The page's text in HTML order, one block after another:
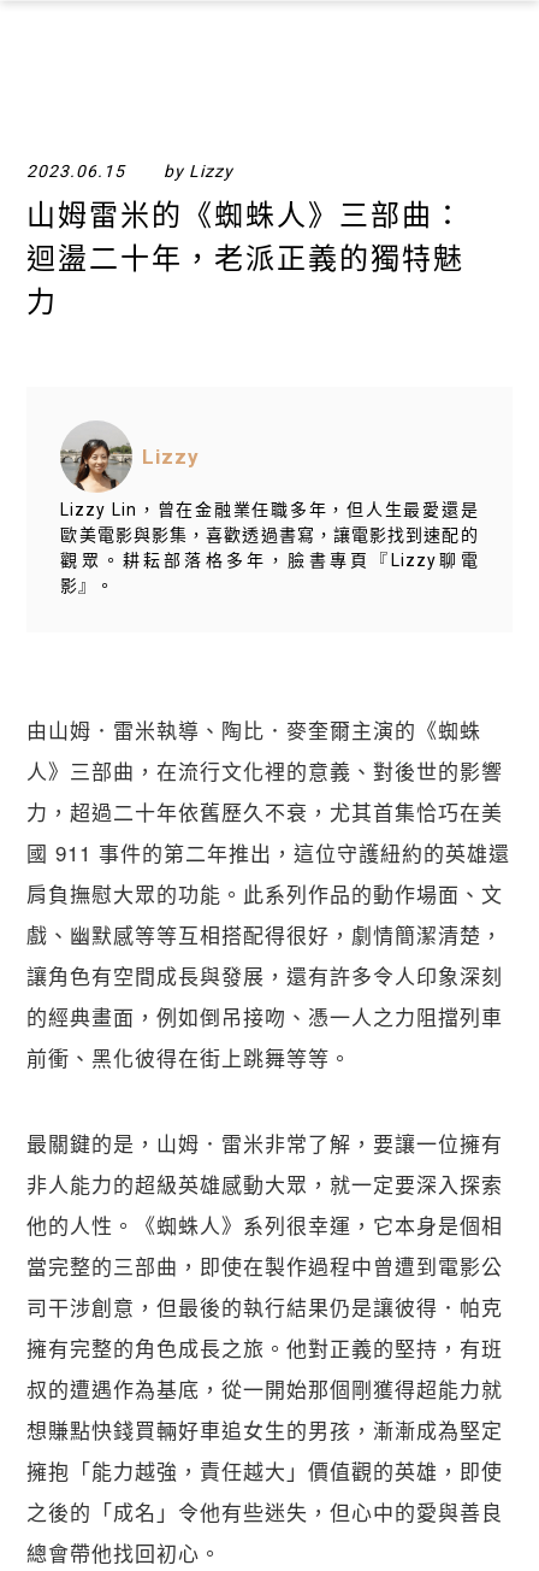
2023.06.15 by Lizzy
山姆雷米的《蜘蛛人》三部曲：
迴盪二十年，老派正義的獨特魅
力
Lizzy
Lizzy Lin，曾在金融業任職多年，但人生最愛還是
歐美電影與影集，喜歡透過書寫，讓電影找到速配的
觀眾。耕耘部落格多年，臉書專頁『Lizzy聊電
影』。
由山姆．雷米執導、陶比．麥奎爾主演的《蜘蛛
人》三部曲，在流行文化裡的意義、對後世的影響
力，超過二十年依舊歷久不衰，尤其首集恰巧在美
國 911 事件的第二年推出，這位守護紐約的英雄還
肩負撫慰大眾的功能。此系列作品的動作場面、文
戲、幽默感等等互相搭配得很好，劇情簡潔清楚，
讓角色有空間成長與發展，還有許多令人印象深刻
的經典畫面，例如倒吊接吻、憑一人之力阻擋列車
前衝、黑化彼得在街上跳舞等等。
最關鍵的是，山姆．雷米非常了解，要讓一位擁有
非人能力的超級英雄感動大眾，就一定要深入探索
他的人性。《蜘蛛人》系列很幸運，它本身是個相
當完整的三部曲，即使在製作過程中曾遭到電影公
司干涉創意，但最後的執行結果仍是讓彼得．帕克
擁有完整的角色成長之旅。他對正義的堅持，有班
叔的遭遇作為基底，從一開始那個剛獲得超能力就
想賺點快錢買輛好車追女生的男孩，漸漸成為堅定
擁抱「能力越強，責任越大」價值觀的英雄，即使
之後的「成名」令他有些迷失，但心中的愛與善良
總會帶他找回初心。